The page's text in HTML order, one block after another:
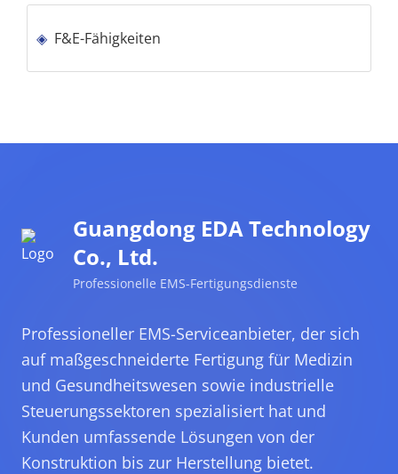
F&E-Fähigkeiten
Guangdong EDA Technology
Co., Ltd.
Professionelle EMS-Fertigungsdienste
Professioneller EMS-Serviceanbieter, der sich
auf maßgeschneiderte Fertigung für Medizin
und Gesundheitswesen sowie industrielle
Steuerungssektoren spezialisiert hat und
Kunden umfassende Lösungen von der
Konstruktion bis zur Herstellung bietet.